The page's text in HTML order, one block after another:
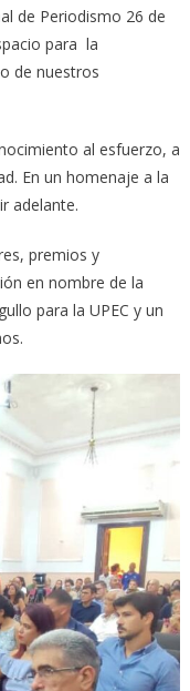
de Periodismo 26 de
para la
de nuestros
al esfuerzo, a
En un homenaje a la
adelante.
premios y
en nombre de la
para la UPEC y un